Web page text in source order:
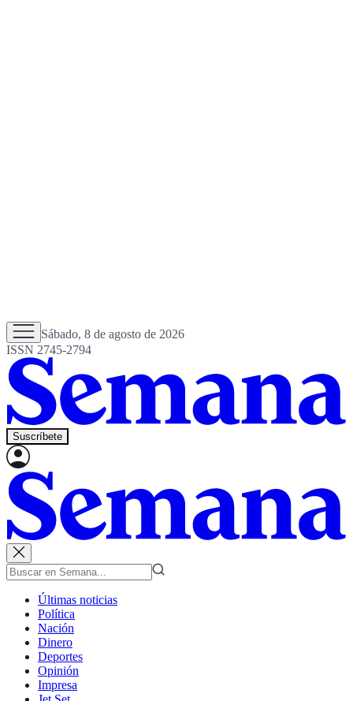
Sábado, 8 de agosto de 2026
ISSN 2745-2794
Suscríbete
Últimas noticias
Política
Nación
Dinero
Deportes
Opinión
Impresa